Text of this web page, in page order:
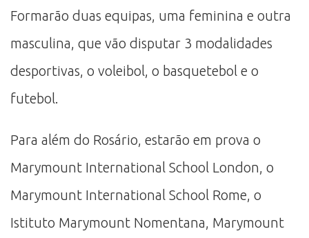
Formarão duas equipas, uma feminina e outra
masculina, que vão disputar 3 modalidades
desportivas, o voleibol, o basquetebol e o
futebol.
Para além do Rosário, estarão em prova o
Marymount International School London, o
Marymount International School Rome, o
Istituto Marymount Nomentana, Marymount